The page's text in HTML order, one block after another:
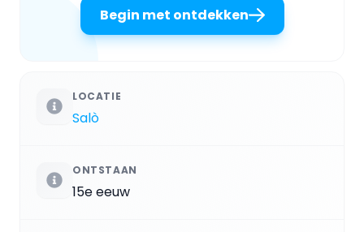
Begin met ontdekken
LOCATIE
Salò
ONTSTAAN
15e eeuw